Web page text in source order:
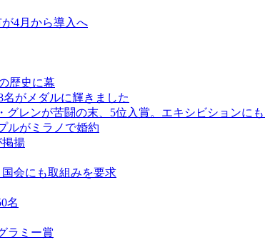
4月から導入へ
歴史に幕
名がメダルに輝きました
グレンが苦闘の末、5位入賞。エキシビションに
ルがミラノで婚約
揚
会にも取組みを要求
名
ラミー賞